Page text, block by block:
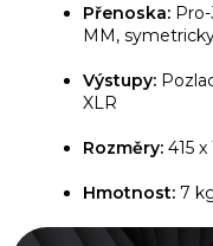
Přenoska:
MM,
Výstupy:
XLR
Rozměry: 415
Hmotnost: 7